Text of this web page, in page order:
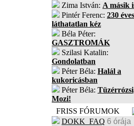
Zima István: A másik
Pintér Ferenc: 230
láthatatlan kéz
Béla Péter:
GASZTROMÁK
Szilasi Katalin:
Gondolatban
Péter Béla: Halál a
kukoricásban
Péter Béla:
Mozi!
FRISS FÓRUMOK
DOKK_FAQ 6 órája